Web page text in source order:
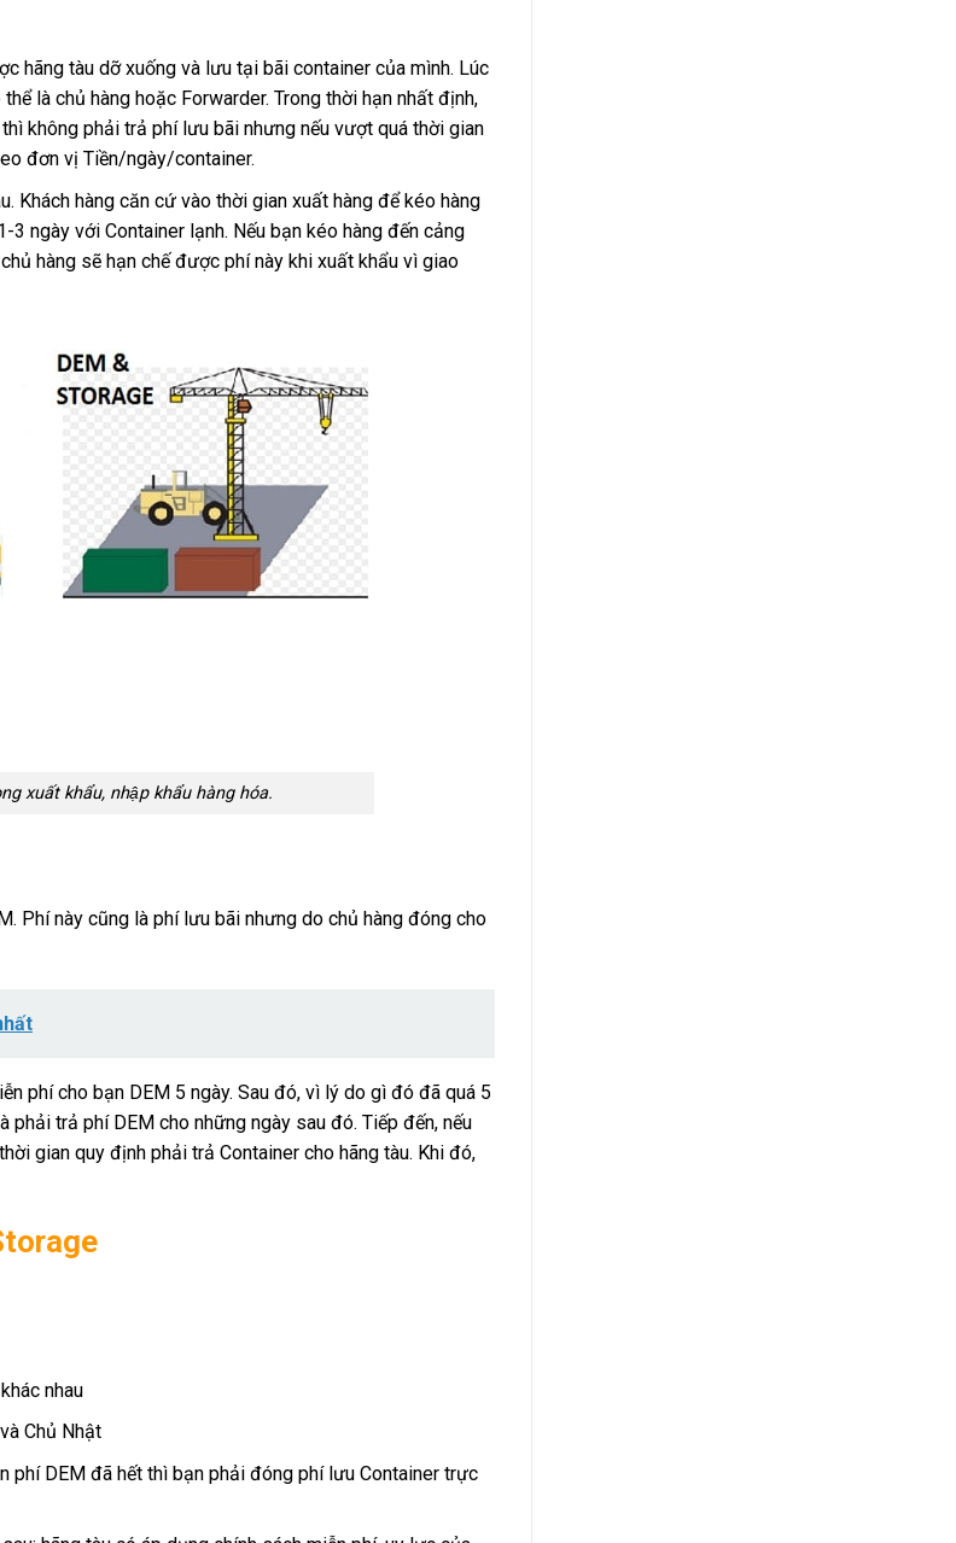
hãng tàu dỡ xuống và lưu tại bãi container của mình. Lúc
là chủ hàng hoặc Forwarder. Trong thời hạn nhất định,
không phải trả phí lưu bãi nhưng nếu vượt quá thời gian
đơn vị Tiền/ngày/container.
Khách hàng căn cứ vào thời gian xuất hàng để kéo hàng
ngày với Container lạnh. Nếu bạn kéo hàng đến cảng
hàng sẽ hạn chế được phí này khi xuất khẩu vì giao
xuất khẩu, nhập khẩu hàng hóa.
Phí này cũng là phí lưu bãi nhưng do chủ hàng đóng cho
phí cho bạn DEM 5 ngày. Sau đó, vì lý do gì đó đã quá 5
trả phí DEM cho những ngày sau đó. Tiếp đến, nếu
gian quy định phải trả Container cho hãng tàu. Khi đó,
nhau
Chủ Nhật
phí DEM đã hết thì bạn phải đóng phí lưu Container trực